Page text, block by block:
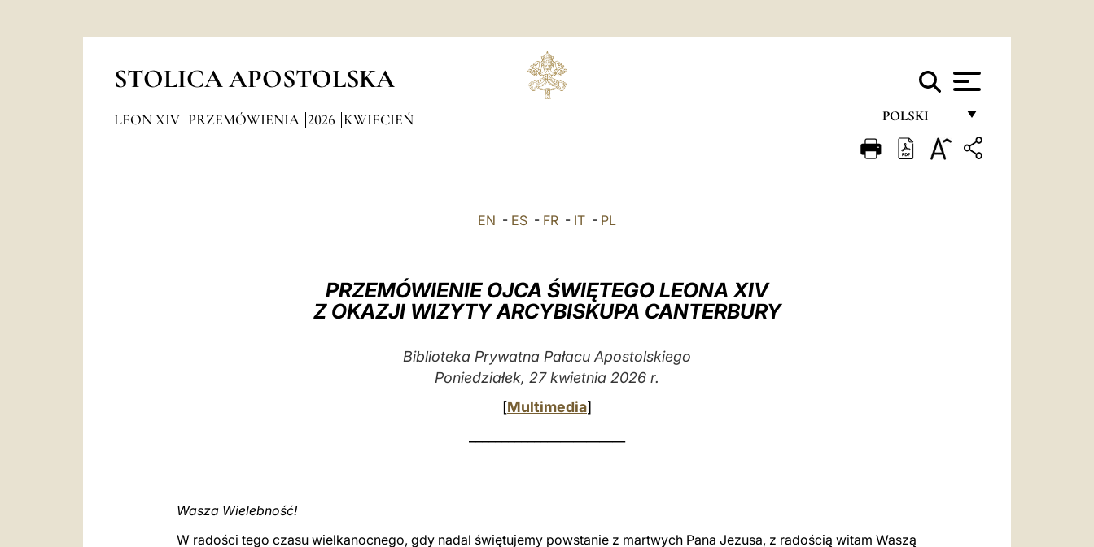
STOLICA APOSTOLSKA
POLSKI
FRANÇAIS
LEON XIV PRZEMÓWIENIA 2026 KWIECIEŃ
EN - ES - FR - IT - PL
PRZEMÓWIENIE OJCA ŚWIĘTEGO LEONA XIV
Z OKAZJI WIZYTY ARCYBISKUPA CANTERBURY
Biblioteka Prywatna Pałacu Apostolskiego
Poniedziałek, 27 kwietnia 2026 r.
[Multimedia]
Wasza Wielebność!
W radości tego czasu wielkanocnego, gdy nadal świętujemy powstanie z martwych Pana Jezusa, z radością witam Waszą